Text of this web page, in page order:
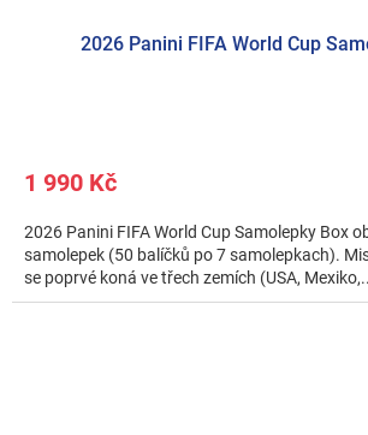
2026 Panini FIFA World Cup
1 990 Kč
2026 Panini FIFA World Cup Samolepky Box
samolepek (50 balíčků po 7 samolepkach).
se poprvé koná ve třech zemích (USA,